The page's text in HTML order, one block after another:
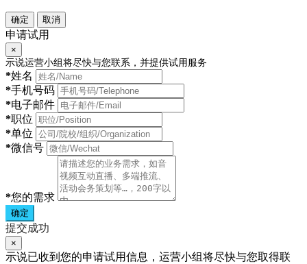
确定 取消
申请试用
×
示说运营小组将尽快与您联系，并提供试用服务
*姓名
*手机号码
*电子邮件
*职位
*单位
*微信号
*您的需求
确定
提交成功
×
示说已收到您的申请试用信息，运营小组将尽快与您取得联